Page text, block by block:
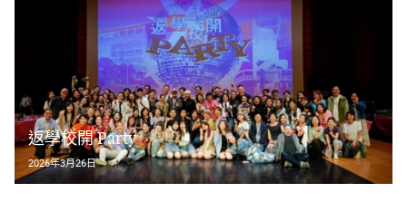
返學校開 Party
2026年3月26日